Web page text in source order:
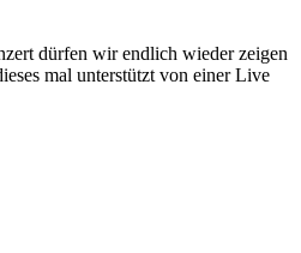
dürfen wir endlich wieder zeigen
mal unterstützt von einer Live